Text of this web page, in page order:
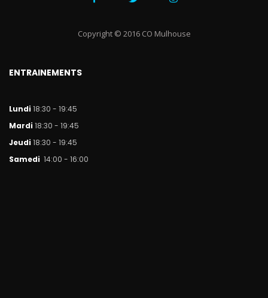
Copyright © 2016 CO Mulhouse
ENTRAINEMENTS
Lundi 18:30 - 19:45
Mardi 18:30 - 19:45
Jeudi 18:30 - 19:45
Samedi 14:00 - 16:00